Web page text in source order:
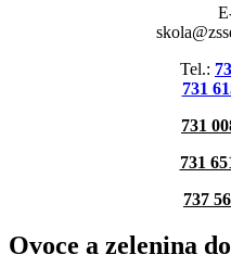
Tel.:
731
731
731
737
Ovoce a zelenina